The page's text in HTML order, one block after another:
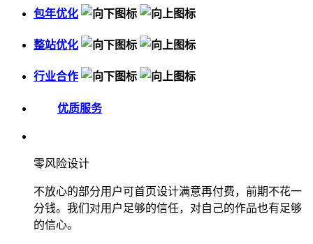
包年优化
整站优化
行业合作
优质服务
零风险设计
不放心的部分用户可首页设计满意再付费，前期不花一
分钱。我们对用户足够的信任，对自己的作品也有足够
的信心。